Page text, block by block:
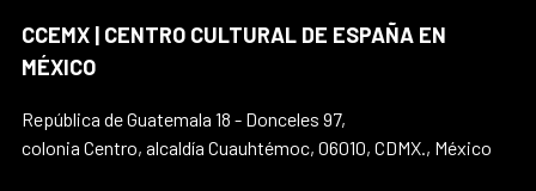
CCEMX | CENTRO CULTURAL DE ESPAÑA EN
MÉXICO
República de Guatemala 18 - Donceles 97,
colonia Centro, alcaldía Cuauhtémoc, 06010, CDMX., México